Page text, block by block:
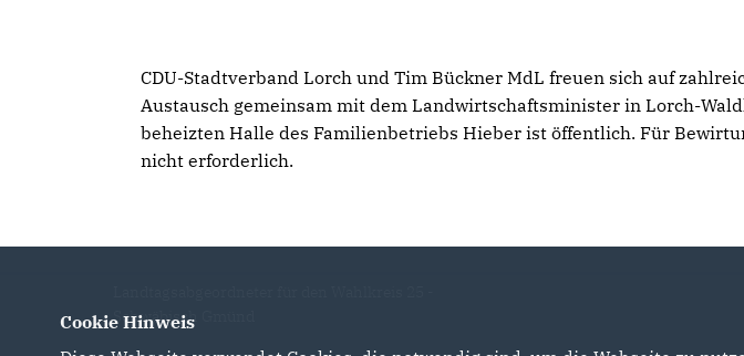
CDU-Stadtverband Lorch und Tim Bückner MdL freuen sich auf
Austausch gemeinsam mit dem Landwirtschaftsminister in Lorch-
beheizten Halle des Familienbetriebs Hieber ist öffentlich. Für
nicht erforderlich.
Schwäbisch Gmünd
Cookie Hinweis